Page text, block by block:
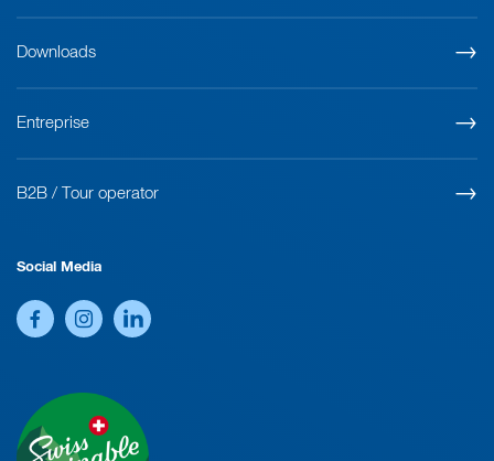
Downloads
Entreprise
B2B / Tour operator
Social Media